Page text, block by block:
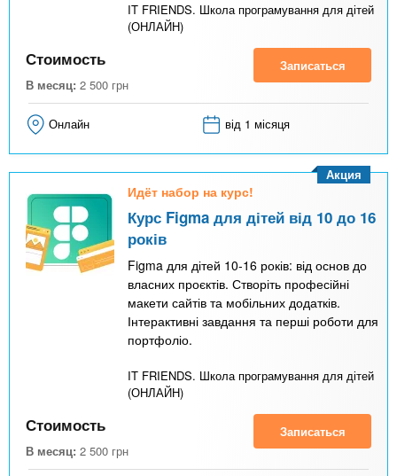
IT FRIENDS. Школа програмування для дітей
(ОНЛАЙН)
Стоимость
В месяц: 2 500 грн
Записаться
Онлайн від 1 місяця
Идёт набор на курс!
Курс Figma для дітей від 10 до 16
років
Figma для дітей 10-16 років: від основ до
власних проєктів. Створіть професійні
макети сайтів та мобільних додатків.
Інтерактивні завдання та перші роботи для
портфоліо.
IT FRIENDS. Школа програмування для дітей
(ОНЛАЙН)
Акция
Стоимость
В месяц: 2 500 грн
Записаться